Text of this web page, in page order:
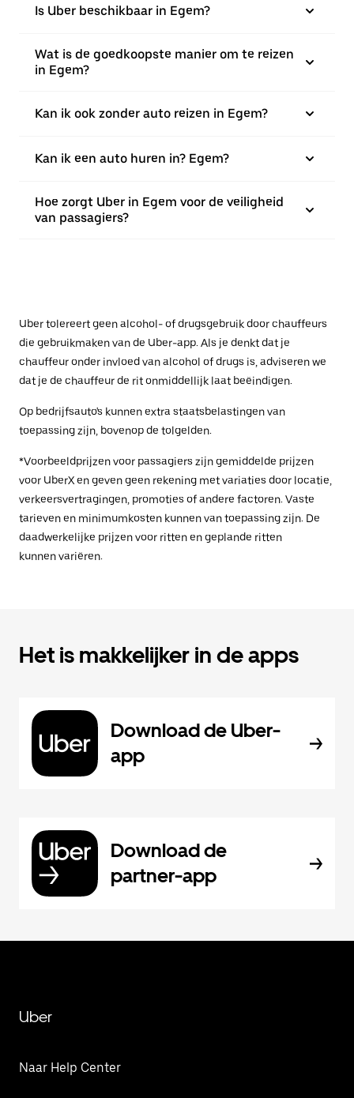
Is Uber beschikbaar in Egem?
Wat is de goedkoopste manier om te reizen
in Egem?
Kan ik ook zonder auto reizen in Egem?
Kan ik een auto huren in? Egem?
Hoe zorgt Uber in Egem voor de veiligheid
van passagiers?
Uber tolereert geen alcohol- of drugsgebruik door chauffeurs
die gebruikmaken van de Uber-app. Als je denkt dat je
chauffeur onder invloed van alcohol of drugs is, adviseren we
dat je de chauffeur de rit onmiddellijk laat beëindigen.
Op bedrijfsauto's kunnen extra staatsbelastingen van
toepassing zijn, bovenop de tolgelden.
*Voorbeeldprijzen voor passagiers zijn gemiddelde prijzen
voor UberX en geven geen rekening met variaties door locatie,
verkeersvertragingen, promoties of andere factoren. Vaste
tarieven en minimumkosten kunnen van toepassing zijn. De
daadwerkelijke prijzen voor ritten en geplande ritten
kunnen variëren.
Het is makkelijker in de apps
Download de Uber-
app
Download de
partner-app
Uber
Naar Help Center